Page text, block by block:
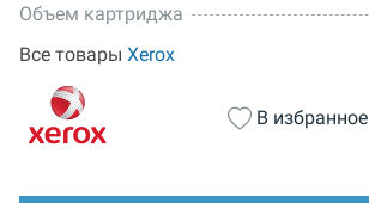
Объем картриджа
Все товары Xerox
В избранное